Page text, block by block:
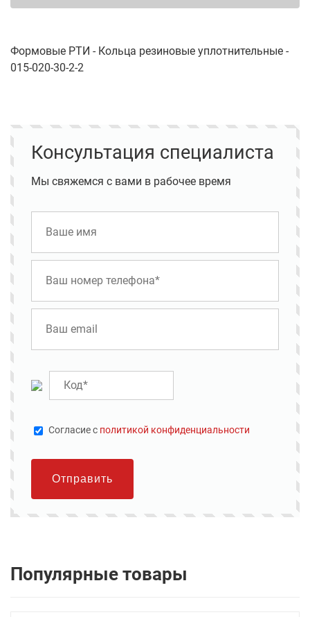
Формовые РТИ - Кольца резиновые уплотнительные -
015-020-30-2-2
Консультация специалиста
Мы свяжемся с вами в рабочее время
Cогласие с политикой конфиденциальности
Отправить
Популярные товары